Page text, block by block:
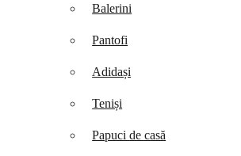
Balerini
Pantofi
Adidași
Teniși
Papuci de casă